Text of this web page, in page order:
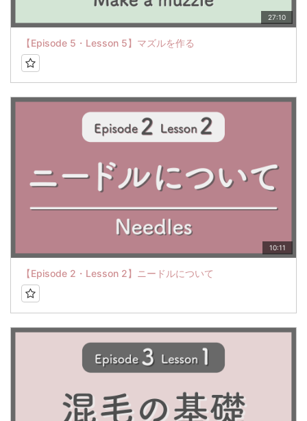
27:10
【Episode 5・Lesson 5】マズルを作る
10:11
【Episode 2・Lesson 2】ニードルについて